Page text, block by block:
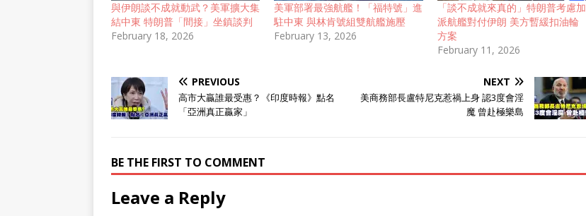
與伊朗談不成就動武？美軍擴大集
結中東 特朗普「間接」坐鎮談判
February 18, 2026
美軍部署最強航艦！「福特號」進
駐中東 與林肯號組雙航艦施壓
February 13, 2026
「談不成就來真的」特朗普考慮加
派航艦對付伊朗 美方暫緩扣油輪
方案
February 11, 2026
PREVIOUS
高市大贏誰最受惠？《印度時報》點名
「亞洲真正贏家」
NEXT
美商務部長盧特尼克惹禍上身 認3度會淫
魔 曾赴極樂島
BE THE FIRST TO COMMENT
Leave a Reply